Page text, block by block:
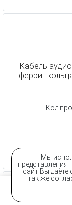
Мы
сайт Вы
так же
Кабель
Код